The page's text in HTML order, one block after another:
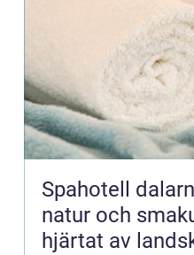
Spahotell dalarna
natur och
hjärtat av